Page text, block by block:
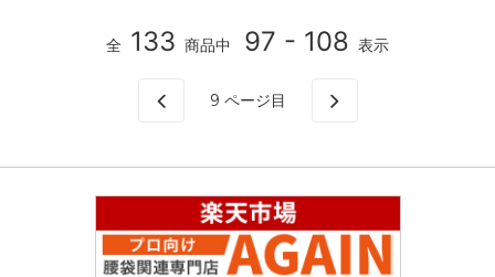
全 133 商品中 97 - 108 表示
9 ページ目